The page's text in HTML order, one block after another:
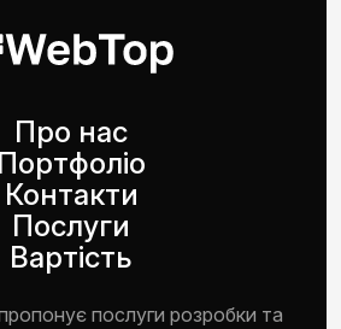
Про нас
Портфоліо
Контакти
Послуги
Вартість
послуги розробки та